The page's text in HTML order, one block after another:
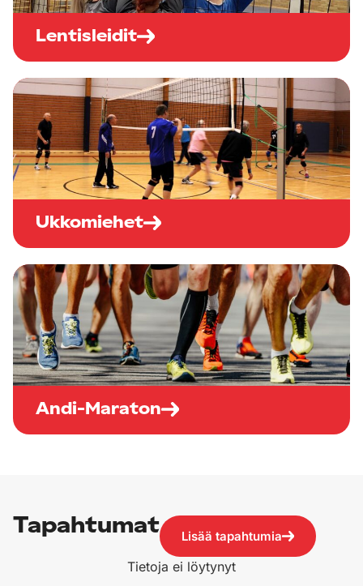
Lentisleidit
Ukkomiehet
Andi-Maraton
Tapahtumat Lisää tapahtumia
Tietoja ei löytynyt